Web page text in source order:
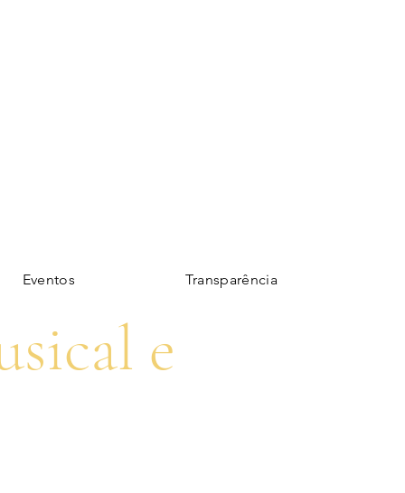
Eventos Transparência
e